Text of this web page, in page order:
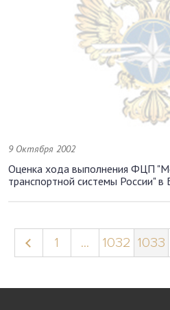
9 Октября 2002
Оценка хода выполнения ФЦП
транспортной системы России" в
1 ... 1032 1033